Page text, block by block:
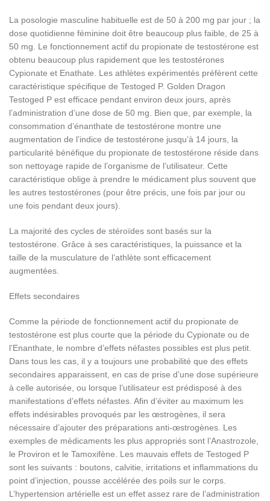
La posologie masculine habituelle est de 50 à 200 mg par jour ; la
dose quotidienne féminine doit être beaucoup plus faible, de 25 à
50 mg. Le fonctionnement actif du propionate de testostérone est
obtenu beaucoup plus rapidement que les testostérones
Cypionate et Enathate. Les athlètes expérimentés préfèrent cette
caractéristique spécifique de Testoged P. Golden Dragon
Testoged P est efficace pendant environ deux jours, après
l’administration d’une dose de 50 mg. Bien que, par exemple, la
consommation d’énanthate de testostérone montre une
augmentation de l’indice de testostérone jusqu’à 14 jours, la
particularité bénéfique du propionate de testostérone réside dans
son nettoyage rapide de l’organisme de l’utilisateur. Cette
caractéristique oblige à prendre le médicament plus souvent que
les autres testostérones (pour être précis, une fois par jour ou
une fois pendant deux jours).
La majorité des cycles de stéroïdes sont basés sur la
testostérone. Grâce à ses caractéristiques, la puissance et la
taille de la musculature de l’athlète sont efficacement
augmentées.
Effets secondaires
Comme la période de fonctionnement actif du propionate de
testostérone est plus courte que la période du Cypionate ou de
l’Enanthate, le nombre d’effets néfastes possibles est plus petit.
Dans tous les cas, il y a toujours une probabilité que des effets
secondaires apparaissent, en cas de prise d’une dose supérieure
à celle autorisée, ou lorsque l’utilisateur est prédisposé à des
manifestations d’effets néfastes. Afin d’éviter au maximum les
effets indésirables provoqués par les œstrogènes, il sera
nécessaire d’ajouter des préparations anti-œstrogènes. Les
exemples de médicaments les plus appropriés sont l’Anastrozole,
le Proviron et le Tamoxifène. Les mauvais effets de Testoged P
sont les suivants : boutons, calvitie, irritations et inflammations du
point d’injection, pousse accélérée des poils sur le corps.
L’hypertension artérielle est un effet assez rare de l’administration